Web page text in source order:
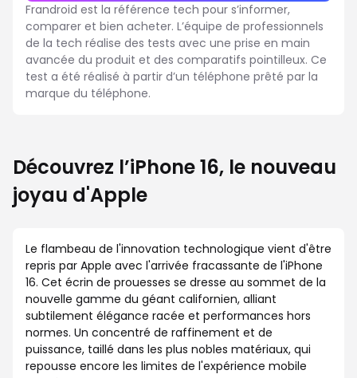
Frandroid est la référence tech pour s’informer,
comparer et bien acheter. L’équipe de professionnels
de la tech réalise des tests avec une prise en main
avancée du produit et des comparatifs pointilleux. Ce
test a été réalisé à partir d’un téléphone prêté par la
marque du téléphone.
Découvrez l’iPhone 16, le nouveau
joyau d'Apple
Le flambeau de l'innovation technologique vient d'être
repris par Apple avec l'arrivée fracassante de l'iPhone
16. Cet écrin de prouesses se dresse au sommet de la
nouvelle gamme du géant californien, alliant
subtilement élégance racée et performances hors
normes. Un concentré de raffinement et de
puissance, taillé dans les plus nobles matériaux, qui
repousse encore les limites de l'expérience mobile